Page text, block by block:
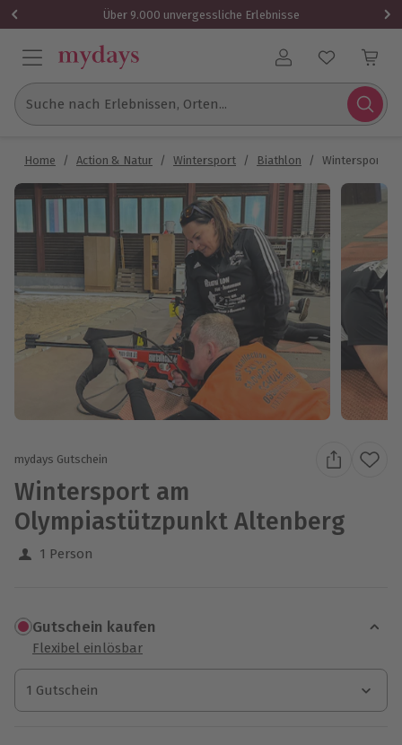
Über 9.000 unvergessliche Erlebnisse
Benutzerkonto
Suche nach Erlebnissen, Orten...
Home / Action & Natur / Wintersport / Biathlon / Wintersport
mydays Gutschein
Wintersport am
Olympiastützpunkt Altenberg
1 Person
Gutschein kaufen
Flexibel einlösbar
1 Gutschein
1 Gutschein
1 Gutschein